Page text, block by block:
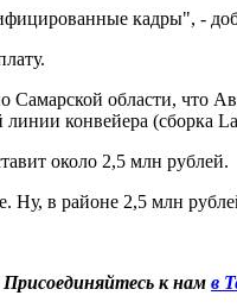
кадры", -
области, что
конвейера (сборка
около 2,5 млн рублей.
Ну, в районе 2,5 млн
к нам в